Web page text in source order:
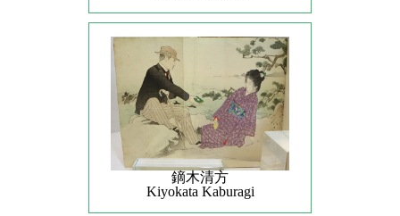
鏑木清方
Kiyokata Kaburagi